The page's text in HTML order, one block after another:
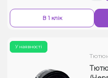
В 1 клік
У наявності